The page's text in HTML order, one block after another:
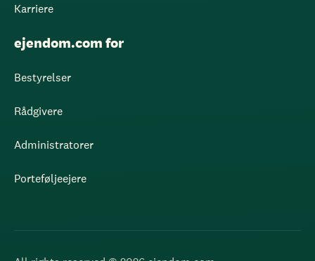
Karriere
ejendom.com for
Bestyrelser
Rådgivere
Administratorer
Porteføljeejere